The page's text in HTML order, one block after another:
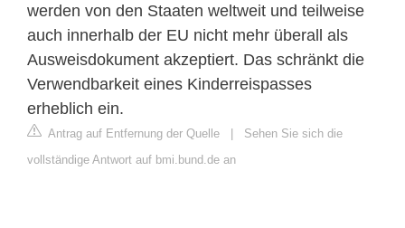
werden von den Staaten weltweit und teilweise
auch innerhalb der EU nicht mehr überall als
Ausweisdokument akzeptiert. Das schränkt die
Verwendbarkeit eines Kinderreispasses
erheblich ein.
Antrag auf Entfernung der Quelle | Sehen Sie sich die
vollständige Antwort auf bmi.bund.de an